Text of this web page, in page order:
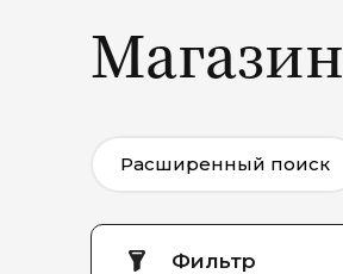
Магазин
Расширенный поиск
Фильтр